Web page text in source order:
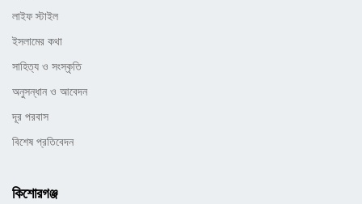
লাইফ স্টাইল
ইসলামের কথা
সাহিত্য ও সংস্কৃতি
অনুসন্ধান ও আবেদন
দূর পরবাস
বিশেষ প্রতিবেদন
কিশোরগঞ্জ